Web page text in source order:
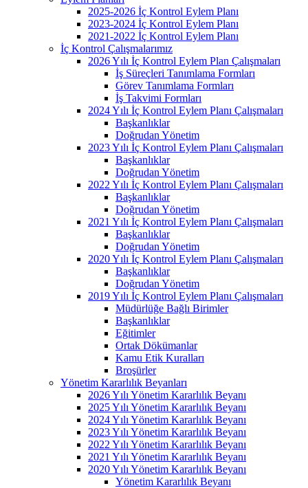
2025-2026 İç Kontrol Eylem Planı
2023-2024 İç Kontrol Eylem Planı
2021-2022 İç Kontrol Eylem Planı
İç Kontrol Çalışmalarımız
2026 Yılı İç Kontrol Eylem Plan Çalışmaları
İş Süreçleri Tanımlama Formları
Görev Tanımlama Formları
İş Takvimi Formları
2024 Yılı İç Kontrol Eylem Planı Çalışmaları
Başkanlıklar
Doğrudan Yönetim
2023 Yılı İç Kontrol Eylem Planı Çalışmaları
Başkanlıklar
Doğrudan Yönetim
2022 Yılı İç Kontrol Eylem Planı Çalışmaları
Başkanlıklar
Doğrudan Yönetim
2021 Yılı İç Kontrol Eylem Planı Çalışmaları
Başkanlıklar
Doğrudan Yönetim
2020 Yılı İç Kontrol Eylem Planı Çalışmaları
Başkanlıklar
Doğrudan Yönetim
2019 Yılı İç Kontrol Eylem Planı Çalışmaları
Müdürlüğe Bağlı Birimler
Başkanlıklar
Eğitimler
Ortak Dökümanlar
Kamu Etik Kuralları
Broşürler
Yönetim Kararlılık Beyanları
2026 Yılı Yönetim Kararlılık Beyanı
2025 Yılı Yönetim Kararlılık Beyanı
2024 Yılı Yönetim Kararlılık Beyanı
2023 Yılı Yönetim Kararlılık Beyanı
2022 Yılı Yönetim Kararlılık Beyanı
2021 Yılı Yönetim Kararlılık Beyanı
2020 Yılı Yönetim Kararlılık Beyanı
Yönetim Kararlılık Beyanı